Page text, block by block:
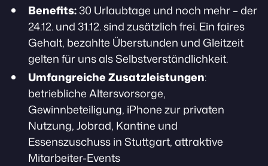
Benefits:30 Urlaubtage und noch mehr – der
24.12. und 31.12. sind zusätzlich frei. Ein faires
Gehalt, bezahlte Überstunden und Gleitzeit
gelten für uns als Selbstverständlichkeit.
Umfangreiche Zusatzleistungen:
betriebliche Altersvorsorge,
Gewinnbeteiligung, iPhone zur privaten
Nutzung, Jobrad, Kantine und
Essenszuschuss in Stuttgart, attraktive
Mitarbeiter-Events